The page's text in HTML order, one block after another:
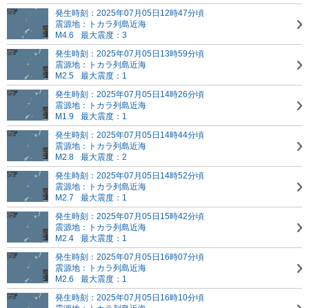
発生時刻：2025年07月05日12時47分頃
震源地：トカラ列島近海
M4.6
最大震度：3
発生時刻：2025年07月05日13時59分頃
震源地：トカラ列島近海
M2.5
最大震度：1
発生時刻：2025年07月05日14時26分頃
震源地：トカラ列島近海
M1.9
最大震度：1
発生時刻：2025年07月05日14時44分頃
震源地：トカラ列島近海
M2.8
最大震度：2
発生時刻：2025年07月05日14時52分頃
震源地：トカラ列島近海
M2.7
最大震度：1
発生時刻：2025年07月05日15時42分頃
震源地：トカラ列島近海
M2.4
最大震度：1
発生時刻：2025年07月05日16時07分頃
震源地：トカラ列島近海
M2.6
最大震度：1
発生時刻：2025年07月05日16時10分頃